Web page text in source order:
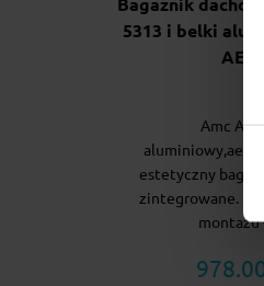
Bagażnik
5313 i belki
AE49
Amc
estetyczny
zintegrowane.
montażu